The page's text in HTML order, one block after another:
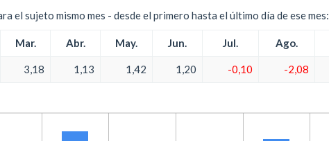
el sujeto mismo mes - desde el primero hasta el último día de ese mes:
Mar. Abr. May. Jun. Jul. Ago.
3,18 1,13 1,42 1,20 -0,10 -2,08